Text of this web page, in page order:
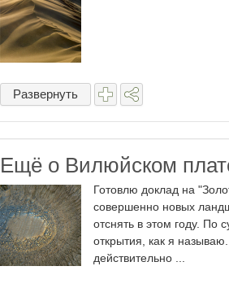
Развернуть
Ещё о Вилюйском
Готовлю доклад на
совершенно новых
отснять в этом году. По
открытия, как я
действительно ...